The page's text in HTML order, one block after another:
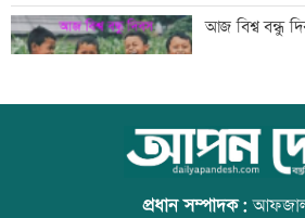
অস্থির বাজারে
মেয়েদের
পাঠাতেন ইবি
আজ বিশ্ব বন্ধু
উত্থান-পতনের
প্রধান সম্পাদক:আফজাল